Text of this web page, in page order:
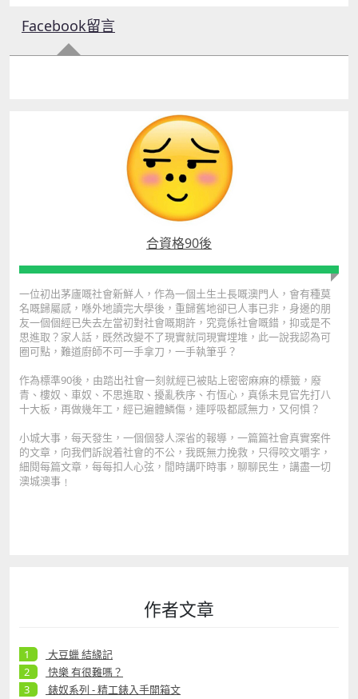
Facebook留言
合資格90後
一位初出茅廬嘅社會新鮮人，作為一個土生土長嘅澳門人，會有種莫
名嘅歸屬感，喺外地讀完大學後，重歸舊地卻已人事已非，身邊的朋
友一個個經已失去左當初對社會嘅期許，究竟係社會嘅錯，抑或是不
思進取？家人話，既然改變不了現實就同現實埋堆，此一說我認為可
圈可點，難道廚師不可一手拿刀，一手執筆乎？
作為標準90後，由踏出社會一刻就經已被貼上密密麻麻的標籤，廢
青、樓奴、車奴、不思進取、擾亂秩序、冇恆心，真係未見官先打八
十大板，再做幾年工，經已遍體鱗傷，連呼吸都感無力，又何惧？
小城大事，每天發生，一個個發人深省的報導，一篇篇社會真實案件
的文章，向我們訴說着社會的不公，我既無力挽救，只得咬文嚼字，
細閱每篇文章，每每扣人心弦，閒時講吓時事，聊聊民生，講盡一切
澳城澳事﹗
作者文章
大豆蠟 結緣記
快樂 有很難嗎？
錶奴系列 - 精工錶入手開箱文